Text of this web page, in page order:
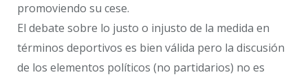
promoviendo su cese.
El debate sobre lo justo o injusto de la medida en
términos deportivos es bien válida pero la discusión
de los elementos políticos (no partidarios) no es